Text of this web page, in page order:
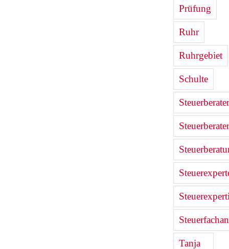
Prüfung
Ruhr
Ruhrgebiet
Schulte
Steuerberater
Tanja